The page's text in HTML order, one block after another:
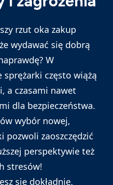
rzut oka zakup
wydawać się dobrą
W
sprężarki często wiążą
a czasami nawet
dla bezpieczeństwa.
wybór nowej,
pozwoli zaoszczędzić
perspektywie też
stresów!
się dokładnie,